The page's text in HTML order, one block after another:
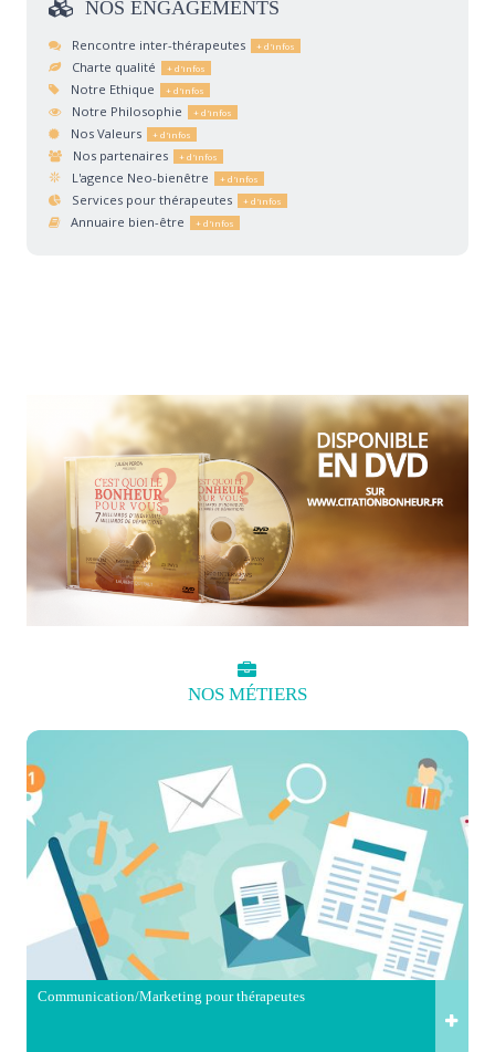
NOS ENGAGEMENTS
Rencontre inter-thérapeutes
Charte qualité
Notre Ethique
Notre Philosophie
Nos Valeurs
Nos partenaires
L'agence Neo-bienêtre
Services pour thérapeutes
Annuaire bien-être
NOS MÉTIERS
Communication/Marketing pour thérapeutes